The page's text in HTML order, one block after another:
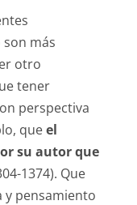
más
otro
tener
perspectiva
queel
su autor que
1374). Que
y pensamiento